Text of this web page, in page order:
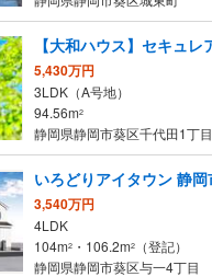
5,430万円
3LDK（A号地）
94.56m2
静岡県静岡市葵区千代田1丁目
3,540万円
4LDK
104m2 ・106.2m2
（登記）
静岡県静岡市葵区与一4丁目